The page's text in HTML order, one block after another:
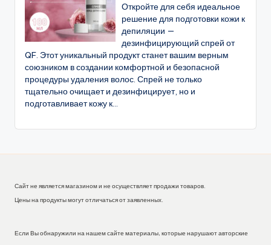
Откройте для себя идеальное
решение для подготовки кожи к
депиляции —
дезинфицирующий спрей от
QF. Этот уникальный продукт станет вашим верным
союзником в создании комфортной и безопасной
процедуры удаления волос. Спрей не только
тщательно очищает и дезинфицирует, но и
подготавливает кожу к...
Сайт не является магазином и не осуществляет продажи товаров.
Цены на продукты могут отличаться от заявленных.
Если Вы обнаружили на нашем сайте материалы, которые нарушают авторские